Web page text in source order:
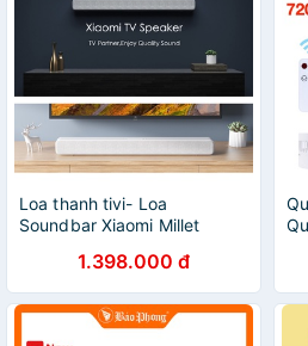
Loa thanh tivi- Loa
Soundbar Xiaomi Millet
cấp- mang lại âm thanh
chân thật
1.398.000 đ